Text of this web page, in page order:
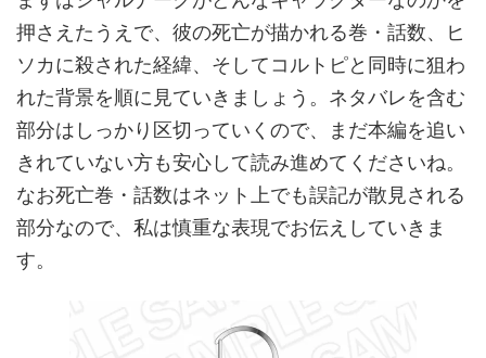
押さえたうえで、彼の死亡が描かれる巻・話数、ヒ
ソカに殺された経緯、そしてコルトピと同時に狙わ
れた背景を順に見ていきましょう。ネタバレを含む
部分はしっかり区切っていくので、まだ本編を追い
きれていない方も安心して読み進めてくださいね。
なお死亡巻・話数はネット上でも誤記が散見される
部分なので、私は慎重な表現でお伝えしていきま
す。